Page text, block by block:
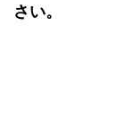
さい。